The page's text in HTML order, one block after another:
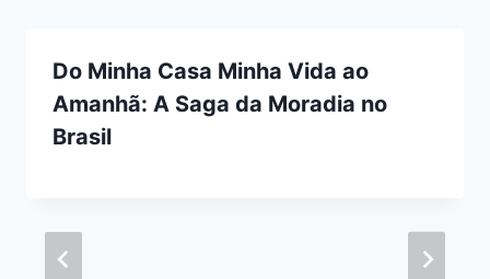
Do Minha Casa Minha Vida ao
Amanhã: A Saga da Moradia no
Brasil